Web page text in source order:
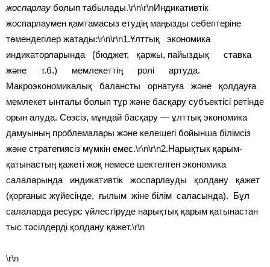
жоспарлау болып табылады.\r\n\r\nИндикативтік
жоспарлаумен қамтамасыз етудің маңызды себептеріне
төмендегілер жатады:\r\n\r\n1.Ұлттық экономика
индикаторларында (бюджет, қаржы, пайыздық ставка
және т.б.) мемлекеттің ролі артуда.
Макроэкономикалық балансты орнатуға және қолдауға
мемлекет ынталы болып тұр және басқару субъектісі ретінде
орын алуда. Сөзсіз, мұндай басқару — ұлттық экономика
дамуының проблемалары және келешегі бойынша білімсіз
және стратегиясіз мүмкін емес.\r\n\r\n2.Нарықтык қарым-
қатынастың қажеті жоқ немесе шектелген экономика
салаларында индикативтік жоспарлауды қолдану қажет
(қорғаныс жүйесінде, ғылым жіне білім саласында). Бұл
салаларда ресурс үйлестіруде нарықтық қарым қатынастан
тыс тәсілдерді қолдану қажет.\r\n
\r\n